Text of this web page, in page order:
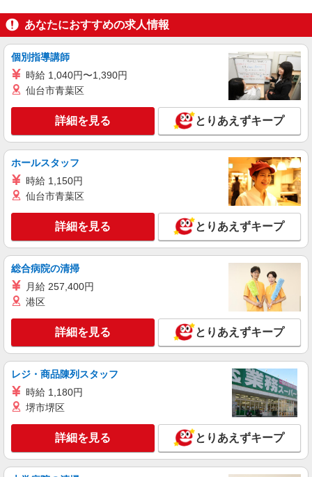
あなたにおすすめの求人情報
個別指導講師
時給 1,040円〜1,390円
仙台市青葉区
詳細を見る とりあえずキープ
ホールスタッフ
時給 1,150円
仙台市青葉区
詳細を見る とりあえずキープ
総合病院の清掃
月給 257,400円
港区
詳細を見る とりあえずキープ
レジ・商品陳列スタッフ
時給 1,180円
堺市堺区
詳細を見る とりあえずキープ